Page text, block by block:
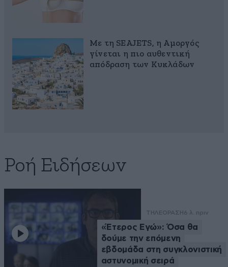
Με τη SEAJETS, η Αμοργός
γίνεται η πιο αυθεντική
απόδραση των Κυκλάδων
Ροή Ειδήσεων
ΤΗΛΕΟΡΑΣΗ6 λ. πριν
«Έτερος Εγώ»: Όσα θα
δούμε την επόμενη
εβδομάδα στη συγκλονιστική
αστυνομική σειρά